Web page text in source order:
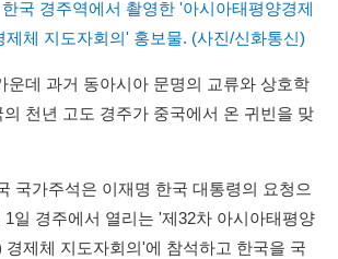
국 경주역에서 촬영한 '아시아태평양경제
제체 지도자회의' 홍보물. (사진/신화통신)
운데 과거 동아시아 문명의 교류와 상호학
천년 고도 경주가 중국에서 온 귀빈을 맞
국가주석은 이재명 한국 대통령의 요청으
1일 경주에서 열리는 '제32차 아시아태평양
경제체 지도자회의'에 참석하고 한국을 국